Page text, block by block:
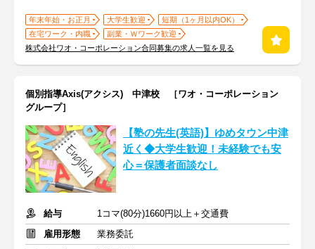
年末年始・お正月 大学生歓迎
短期（1ヶ月以内OK）
在宅ワーク・内職
副業・Ｗワーク歓迎
株式会社ワオ・コーポレーション合同募集の求人一覧を見る
個別指導Axis(アクシス) 中津校 ［ワオ・コーポレーション
グループ］
【塾の先生(英語)】ゆめタウン中津
近く◆大学生歓迎！未経験でも安
心＝保護者面談なし
給与
1コマ(80分)1660円以上＋交通費
雇用形態
業務委託